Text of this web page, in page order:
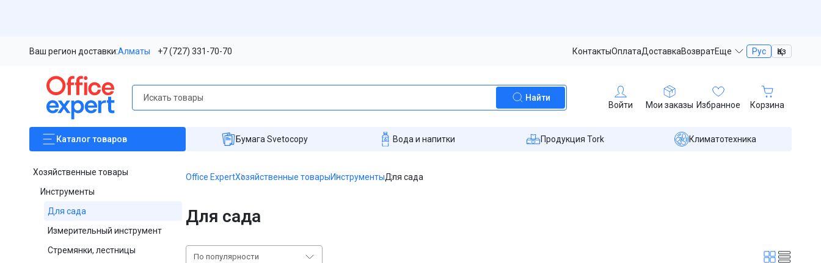
Ваш регион доставки:Алматы +7 (727) 331-70-70 КонтактыОплатаДоставкаВозвратЕще Рус Қаз
Найти
Войти Мои заказы Избранное Корзина
Каталогтоваров Бумага Svetocopy Вода и напитки Продукция Tork Климатотехника
Хозяйственные товары
Инструменты
Для сада
Измерительный инструмент
Стремянки, лестницы
Office ExpertХозяйственные товарыИнструментыДля сада
Для сада
По популярности